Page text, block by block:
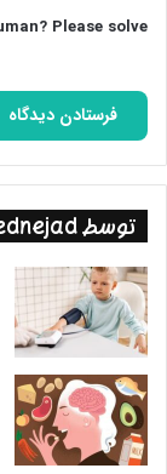
Please solve:
توسط drmotamednejad